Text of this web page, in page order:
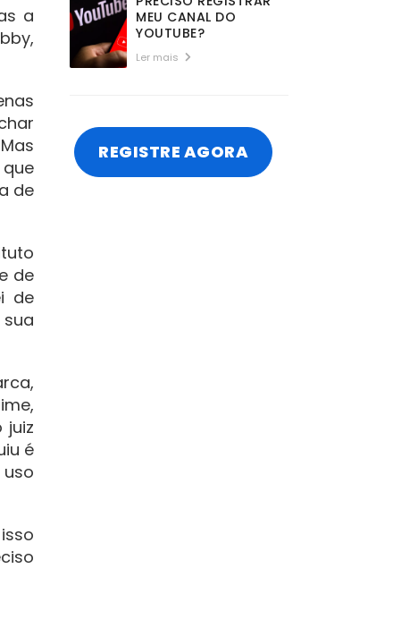
a
de
de
de
juiz
é
MEU CANAL DO
YOUTUBE?
Ler mais
REGISTRE AGORA